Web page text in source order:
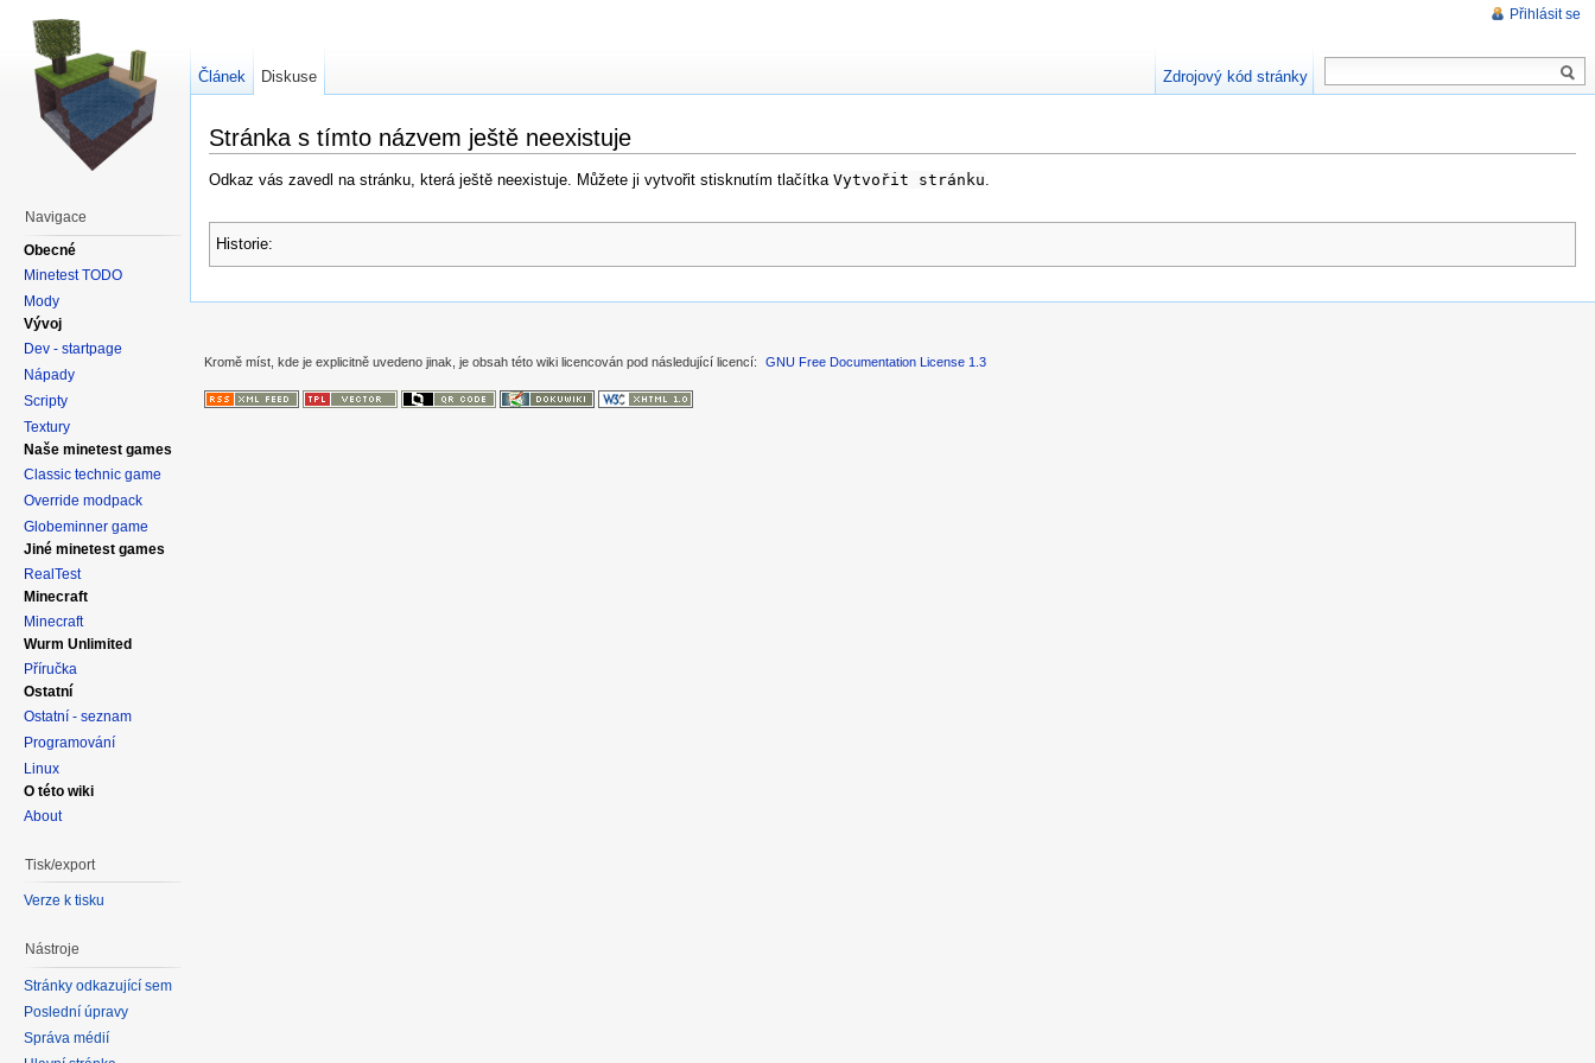
Stránka s tímto názvem ještě neexistuje
Odkaz vás zavedl na stránku, která ještě neexistuje. Můžete ji vytvořit stisknutím tlačítka Vytvořit stránku
Historie:
Přihlásit se
Článek Diskuse Zdrojový kód stránky
Navigace
Obecné
Minetest TODO
Mody
Vývoj
Dev - startpage
Nápady
Scripty
Textury
Naše minetest games
Classic technic game
Override modpack
Globeminner game
Jiné minetest games
RealTest
Minecraft
Minecraft
Wurm Unlimited
Příručka
Ostatní
Ostatní - seznam
Programování
Linux
O této wiki
About
Tisk/export
Verze k tisku
Nástroje
Stránky odkazující sem
Poslední úpravy
Správa médií
Kromě míst, kde je explicitně uvedeno jinak, je obsah této wiki licencován pod následující licencí: GNU Free Documentation License 1.3